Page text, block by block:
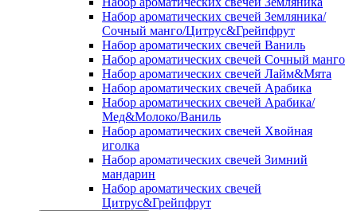
Набор ароматических свечей Земляника/
Сочный манго/Цитрус&Грейпфрут
Набор ароматических свечей Ваниль
Набор ароматических свечей Сочный манго
Набор ароматических свечей Лайм&Мята
Набор ароматических свечей Арабика
Набор ароматических свечей Арабика/
Мед&Молоко/Ваниль
Набор ароматических свечей Хвойная
иголка
Набор ароматических свечей Зимний
мандарин
Набор ароматических свечей
Цитрус&Грейпфрут